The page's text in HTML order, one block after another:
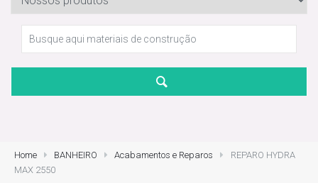
Home BANHEIRO Acabamentos e Reparos
REPARO HYDRA
MAX 2550